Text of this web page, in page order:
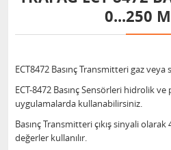
0...250
ECT8472 Basınç Transmitteri gaz veya
ECT-8472 Basınç Sensörleri hidrolik
uygulamalarda kullanabilirsiniz.
Basınç Transmitteri çıkış sinyali
değerler kullanılır.